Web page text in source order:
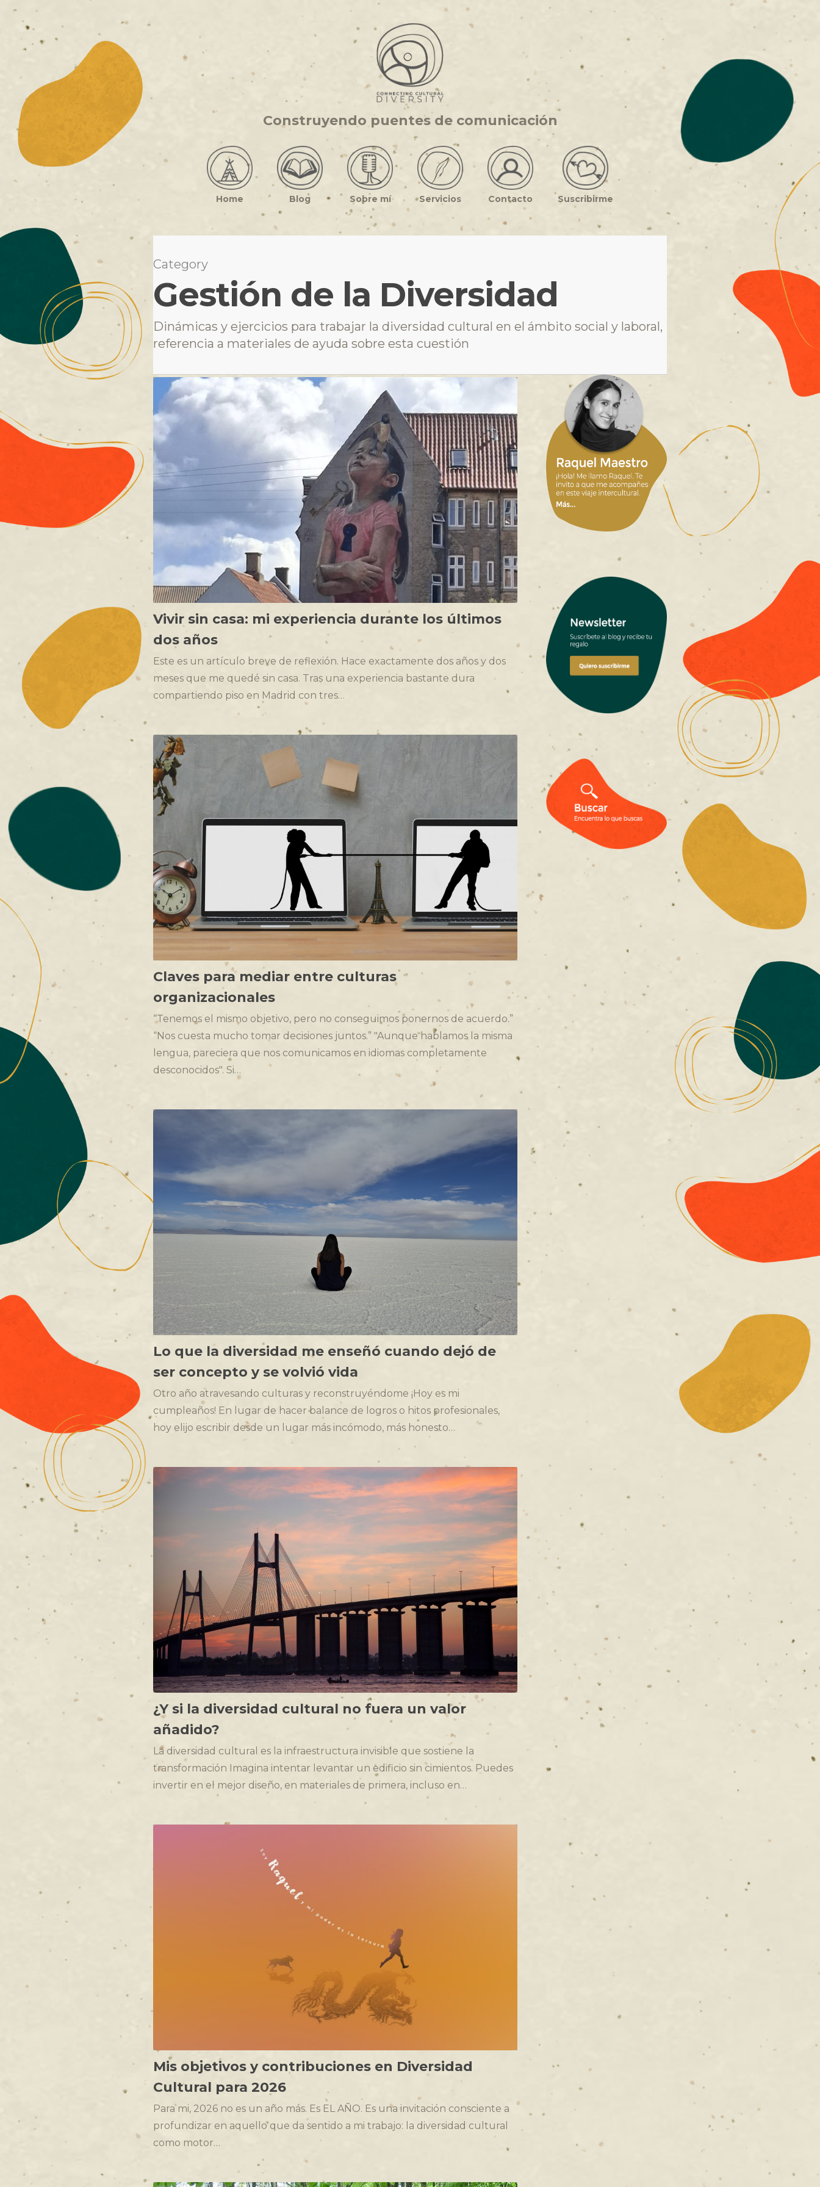
Construyendo puentes de comunicación
Home Blog Sobre mí Servicios Contacto Suscribirme
Category
Gestión de la Diversidad
Dinámicas y ejercicios para trabajar la diversidad cultural en el ámbito social y laboral,
referencia a materiales de ayuda sobre esta cuestión
Vivir sin casa: mi experiencia durante los últimos
dos años
Este es un artículo breve de reflexión. Hace exactamente dos años y dos
meses que me quedé sin casa. Tras una experiencia bastante dura
compartiendo piso en Madrid con tres…
Claves para mediar entre culturas
organizacionales
“Tenemos el mismo objetivo, pero no conseguimos ponernos de acuerdo.”
“Nos cuesta mucho tomar decisiones juntos.” "Aunque hablamos la misma
lengua, pareciera que nos comunicamos en idiomas completamente
desconocidos". Si…
Lo que la diversidad me enseñó cuando dejó de
ser concepto y se volvió vida
Otro año atravesando culturas y reconstruyéndome ¡Hoy es mi
cumpleaños! En lugar de hacer balance de logros o hitos profesionales,
hoy elijo escribir desde un lugar más incómodo, más honesto…
¿Y si la diversidad cultural no fuera un valor
añadido?
La diversidad cultural es la infraestructura invisible que sostiene la
transformación Imagina intentar levantar un edificio sin cimientos. Puedes
invertir en el mejor diseño, en materiales de primera, incluso en…
Mis objetivos y contribuciones en Diversidad
Cultural para 2026
Para mi, 2026 no es un año más. Es EL AÑO. Es una invitación consciente a
profundizar en aquello que da sentido a mi trabajo: la diversidad cultural
como motor…